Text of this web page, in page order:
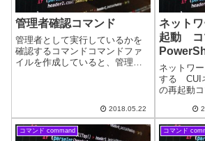
管理者確認コマンド
管理者として実行しているかを
確認するコマンドコマンドファ
イルを作成していると、管理者
のようなものがあるか一部ご紹
介いたします。私がいつも使用
しているコマンド...
2018.05.22
ネット
起動 コ
ネットワ
する CUI
の再起動
なります
プロンプ
interface
コマンド command コマンド